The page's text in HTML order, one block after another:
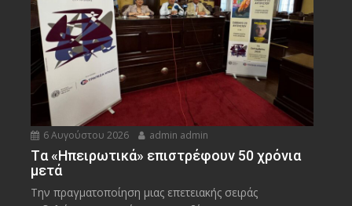
6 Αυγούστου 2026 admin admin
Tα «Ηπειρωτικά» επιστρέφουν 50 χρόνια
μετά
Την πραγματοποίηση μιας επετειακής σειράς